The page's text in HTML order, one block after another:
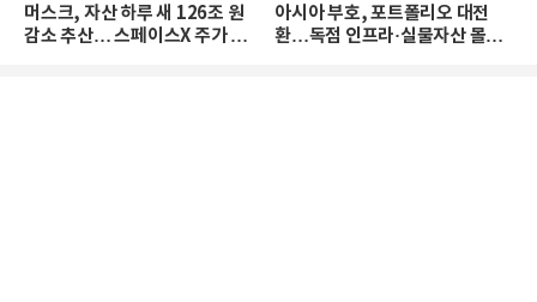
머스크, 자산 하루 새 126조 원
감소 추산… 스페이스X 주가 하
아시아 부호, 포트폴리오 대전
환…독점 인프라·실물자산 몰린